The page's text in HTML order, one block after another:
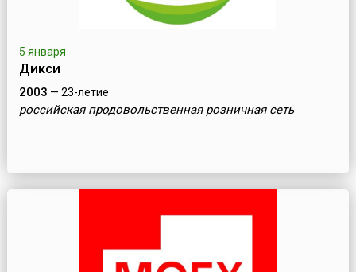
5 января
Дикси
2003 — 23-летие
российская продовольственная розничная сеть